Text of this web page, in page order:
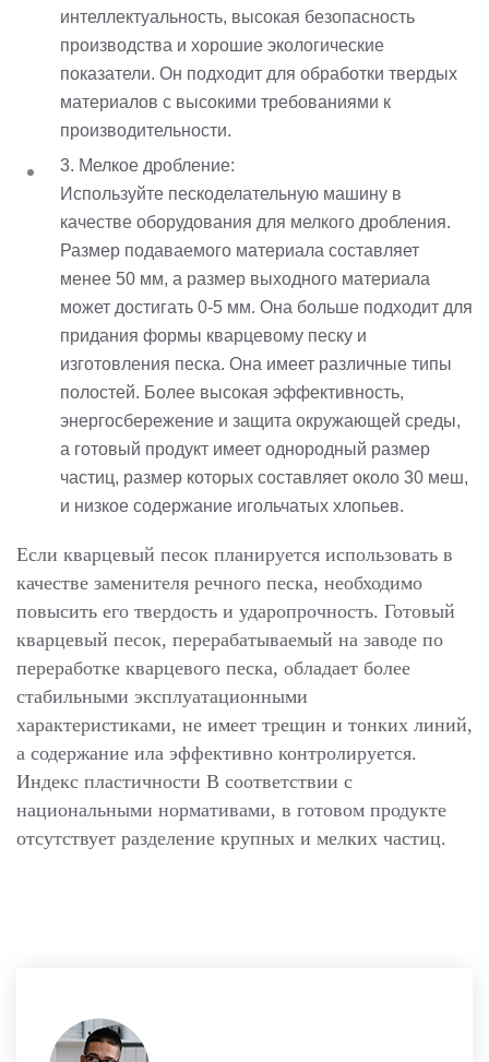
интеллектуальность, высокая безопасность
производства и хорошие экологические
показатели. Он подходит для обработки твердых
материалов с высокими требованиями к
производительности.
3. Мелкое дробление:
Используйте пескоделательную машину в
качестве оборудования для мелкого дробления.
Размер подаваемого материала составляет
менее 50 мм, а размер выходного материала
может достигать 0-5 мм. Она больше подходит для
придания формы кварцевому песку и
изготовления песка. Она имеет различные типы
полостей. Более высокая эффективность,
энергосбережение и защита окружающей среды,
а готовый продукт имеет однородный размер
частиц, размер которых составляет около 30 меш,
и низкое содержание игольчатых хлопьев.
Если кварцевый песок планируется использовать в
качестве заменителя речного песка, необходимо
повысить его твердость и ударопрочность. Готовый
кварцевый песок, перерабатываемый на заводе по
переработке кварцевого песка, обладает более
стабильными эксплуатационными
характеристиками, не имеет трещин и тонких линий,
а содержание ила эффективно контролируется.
Индекс пластичности В соответствии с
национальными нормативами, в готовом продукте
отсутствует разделение крупных и мелких частиц.